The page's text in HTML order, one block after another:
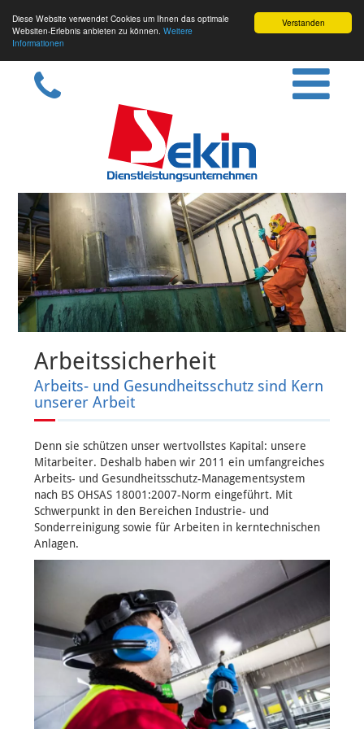
Verstanden
Diese Website verwendet Cookies um Ihnen das optimale
Websiten-Erlebnis anbieten zu können. Weitere
Informationen
Arbeitssicherheit
Arbeits- und Gesundheitsschutz sind Kern
unserer Arbeit
Denn sie schützen unser wertvollstes Kapital: unsere
Mitarbeiter. Deshalb haben wir 2011 ein umfangreiches
Arbeits- und Gesundheitsschutz-Managementsystem
nach BS OHSAS 18001:2007-Norm eingeführt. Mit
Schwerpunkt in den Bereichen Industrie- und
Sonderreinigung sowie für Arbeiten in kerntechnischen
Anlagen.